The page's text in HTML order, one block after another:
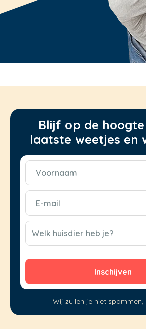
Blijf op de
laatste weetjes en
Voornaam
(Vereist)
E-
mail
(Vereist)
CAPTCHA
Welk huisdier heb je?
Wij zullen je niet spammen,